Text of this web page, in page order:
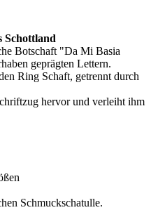
Schottland
Botschaft "Da Mi Basia
geprägten Lettern.
Ring Schaft, getrennt durch
hervor und verleiht ihm
Schmuckschatulle.